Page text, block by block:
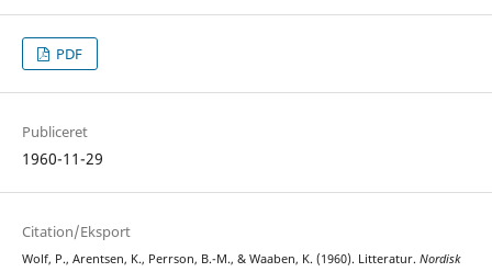
PDF
Publiceret
1960-11-29
Citation/Eksport
Wolf, P., Arentsen, K., Perrson, B.-M., & Waaben, K. (1960). Litteratur. Nordisk